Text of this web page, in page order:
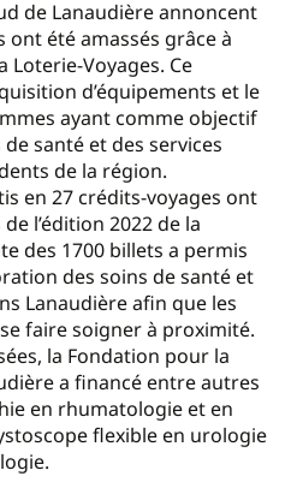
de Lanaudière annoncent
ont été amassés grâce à
Loterie-Voyages. Ce
d’équipements et le
ayant comme objectif
santé et des services
de la région.
en 27 crédits-voyages ont
l’édition 2022 de la
des 1700 billets a permis
des soins de santé et
Lanaudière afin que les
faire soigner à proximité.
la Fondation pour la
a financé entre autres
en rhumatologie et en
flexible en urologie